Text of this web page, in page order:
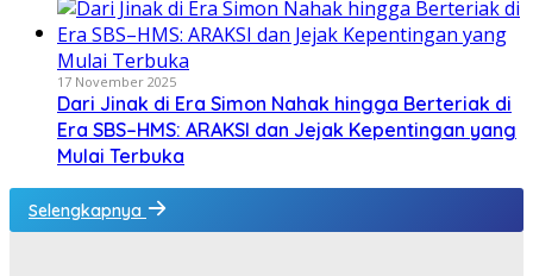
17 November 2025
Dari Jinak di Era Simon Nahak hingga Berteriak di
Era SBS–HMS: ARAKSI dan Jejak Kepentingan yang
Mulai Terbuka
Selengkapnya